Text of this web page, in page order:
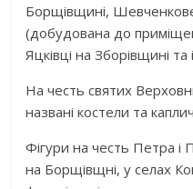
Борщівщині,
(добудована до
Яцківці на Зборівщині та
На честь святих
названі костели та
Фігури на честь Петра і
на Борщівщні, у селах